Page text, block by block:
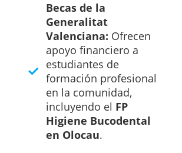
Becas de la
Generalitat
Valenciana: Ofrecen
apoyo financiero a
estudiantes de
formación profesional
en la comunidad,
incluyendo el FP
Higiene Bucodental
en Olocau.